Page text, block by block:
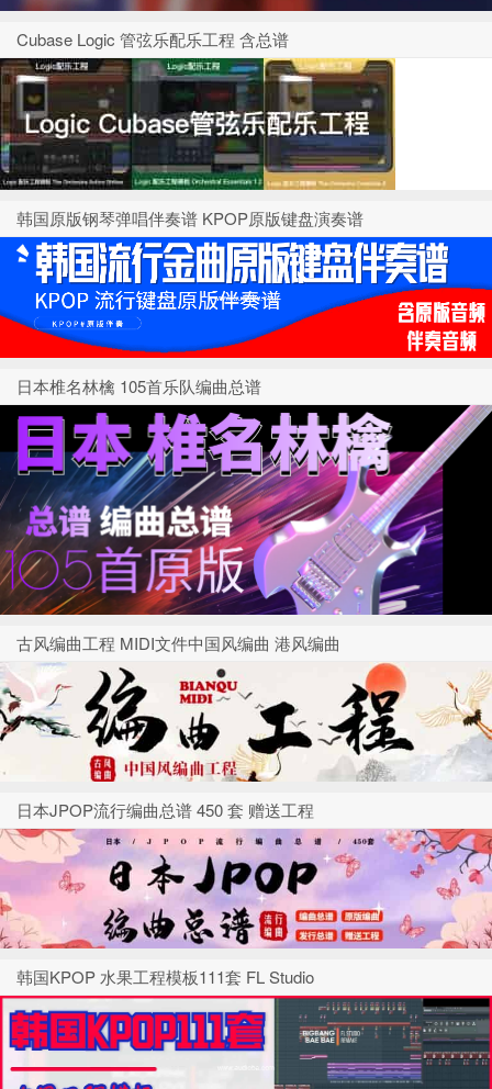
Cubase Logic 管弦乐配乐工程 含总谱
韩国原版钢琴弹唱伴奏谱 KPOP原版键盘演奏谱
日本椎名林檎 105首乐队编曲总谱
古风编曲工程 MIDI文件中国风编曲 港风编曲
日本JPOP流行编曲总谱 450 套 赠送工程
韩国KPOP 水果工程模板111套 FL Studio